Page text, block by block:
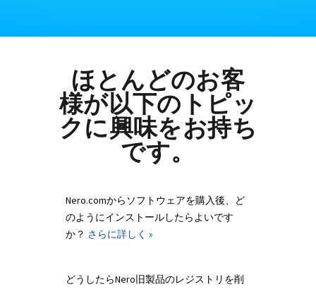
ほとんどのお客
様が以下のトピッ
クに興味をお持ち
です。
Nero.comからソフトウェアを購入後、ど
のようにインストールしたらよいです
か？ さらに詳しく »
どうしたらNero旧製品のレジストリを削